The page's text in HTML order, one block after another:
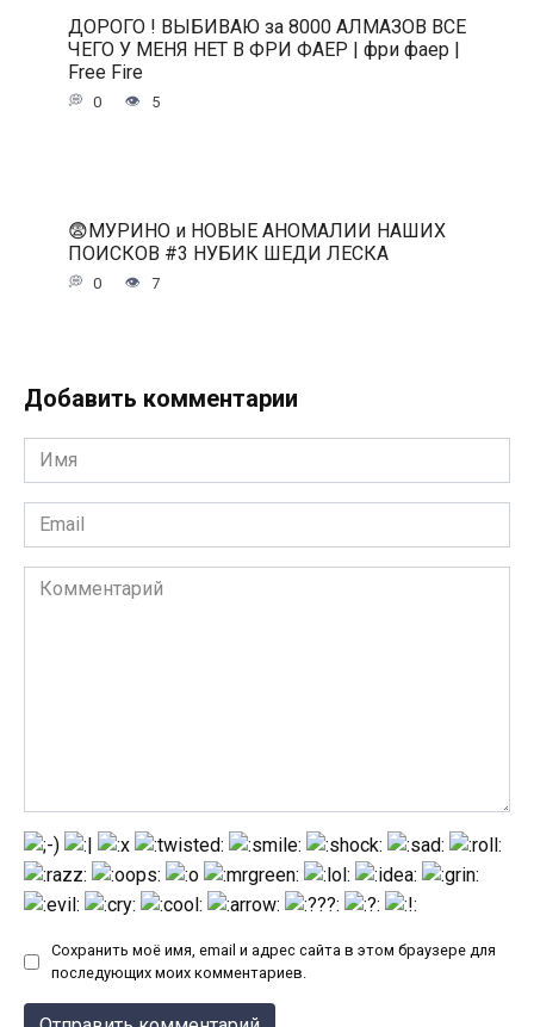
ДОРОГО ! ВЫБИВАЮ за 8000 АЛМАЗОВ ВСЕ
ЧЕГО У МЕНЯ НЕТ В ФРИ ФАЕР | фри фаер |
Free Fire
0 5
😨МУРИНО и НОВЫЕ АНОМАЛИИ НАШИХ
ПОИСКОВ #3 НУБИК ШЕДИ ЛЕСКА
0 7
Добавить комментарии
Имя
*
Email
*
Комментарий
Сохранить моё имя, email и адрес сайта в этом браузере для
последующих моих комментариев.